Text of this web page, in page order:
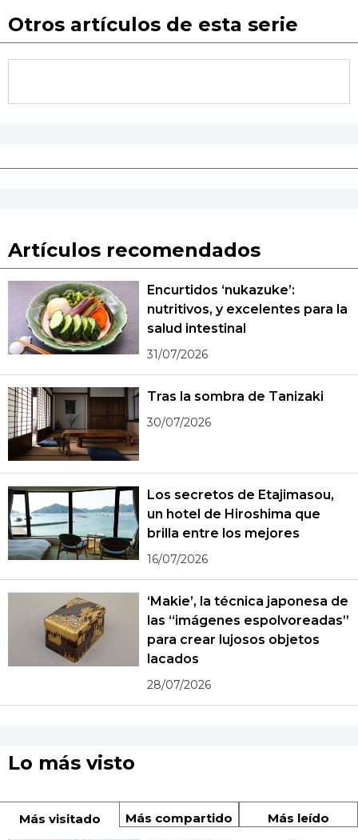
Otros artículos de esta serie
Artículos recomendados
Encurtidos ‘nukazuke’:
nutritivos, y excelentes para la
salud intestinal
31/07/2026
Tras la sombra de Tanizaki
30/07/2026
Los secretos de Etajimasou,
un hotel de Hiroshima que
brilla entre los mejores
16/07/2026
‘Makie’, la técnica japonesa de
las “imágenes espolvoreadas”
para crear lujosos objetos
lacados
28/07/2026
Lo más visto
Más visitado Más compartido Más leído